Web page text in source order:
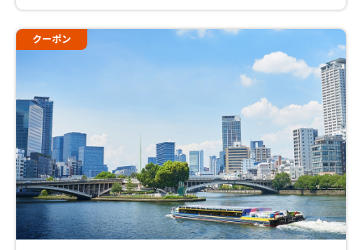
クーポン